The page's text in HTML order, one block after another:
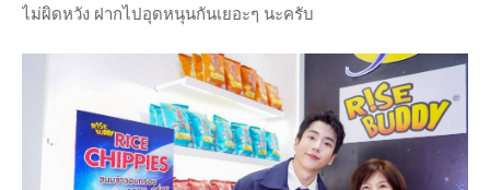
ไม่ผิดหวัง ฝากไปอุดหนุนกันเยอะๆ นะครับ